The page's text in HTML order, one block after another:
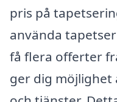
pris på
använda
få flera offerter
ger dig möjlighet